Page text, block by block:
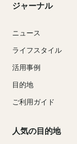
ジャーナル
ニュース
ライフスタイル
活用事例
目的地
ご利用ガイド
人気の目的地